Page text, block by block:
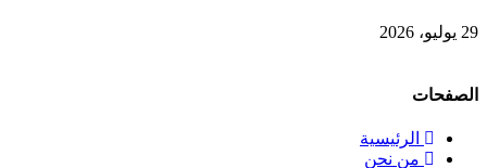
29 يوليو، 2026
الصفحات
الرئيسية
من نحن